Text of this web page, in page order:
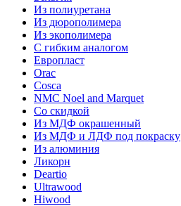
Из полиуретана
Из дюрополимера
Из экополимера
С гибким аналогом
Европласт
Orac
Cosca
NMC Noel and Marquet
Со скидкой
Из МДФ окрашенный
Из МДФ и ЛДФ под покраску
Из алюминия
Ликорн
Deartio
Ultrawood
Hiwood